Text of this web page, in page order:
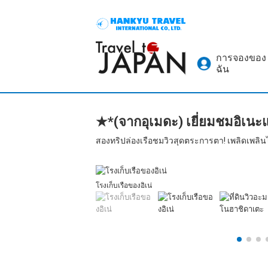
การจองของ
ฉัน
★*(จากอุเมดะ) เยี่ยมชมอิเนะ
สองทริปล่องเรือชมวิวสุดตระการตา! เพลิดเพ
โรงเก็บเรือของอิเน่